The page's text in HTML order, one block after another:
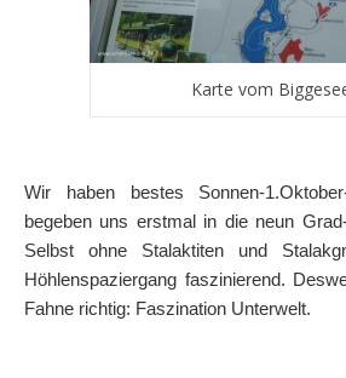
Karte vom
Wir haben bestes Sonnen-
begeben uns erstmal in die neun
Selbst ohne Stalaktiten und
Höhlenspaziergang faszinierend.
Fahne richtig: Faszination Unterwelt.